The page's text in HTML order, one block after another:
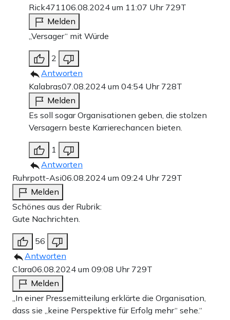
Rick471106.08.2024 um 11:07 Uhr 729T
Melden
„Versager“ mit Würde
2
Antworten
Kalabras07.08.2024 um 04:54 Uhr 728T
Melden
Es soll sogar Organisationen geben, die stolzen
Versagern beste Karrierechancen bieten.
1
Antworten
Ruhrpott-Asi06.08.2024 um 09:24 Uhr 729T
Melden
Schönes aus der Rubrik:
Gute Nachrichten.
56
Antworten
Clara06.08.2024 um 09:08 Uhr 729T
Melden
„In einer Pressemitteilung erklärte die Organisation,
dass sie „keine Perspektive für Erfolg mehr“ sehe.“